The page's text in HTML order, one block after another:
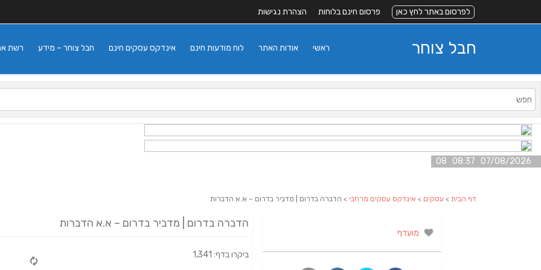
לפרסום באתר לחץ כאן פרסום חינם בלוחות הצהרת נגישות
חבל צוחר רשת חבל צוחר – מידע אינדקס עסקים חינם לוח מודעות חינם אודות האתר ראשי
07/08/2026 08:37 08
דף הבית > עסקים > אינדקס עסקים מרחבי > הדברה בדרום | מדביר בדרום – א.א הדברות
הדברה בדרום | מדביר בדרום – א.א הדברות
ביקרו בדף: 1,341
מועדף